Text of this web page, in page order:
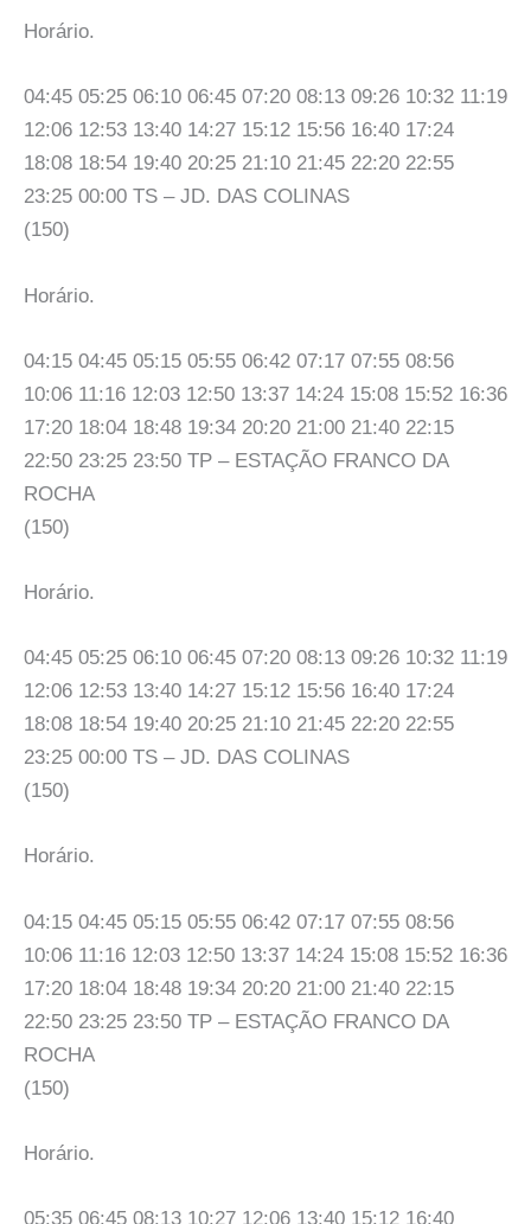
Horário.
04:45 05:25 06:10 06:45 07:20 08:13 09:26 10:32 11:19
12:06 12:53 13:40 14:27 15:12 15:56 16:40 17:24
18:08 18:54 19:40 20:25 21:10 21:45 22:20 22:55
23:25 00:00 TS – JD. DAS COLINAS
(150)
Horário.
04:15 04:45 05:15 05:55 06:42 07:17 07:55 08:56
10:06 11:16 12:03 12:50 13:37 14:24 15:08 15:52 16:36
17:20 18:04 18:48 19:34 20:20 21:00 21:40 22:15
22:50 23:25 23:50 TP – ESTAÇÃO FRANCO DA
ROCHA
(150)
Horário.
04:45 05:25 06:10 06:45 07:20 08:13 09:26 10:32 11:19
12:06 12:53 13:40 14:27 15:12 15:56 16:40 17:24
18:08 18:54 19:40 20:25 21:10 21:45 22:20 22:55
23:25 00:00 TS – JD. DAS COLINAS
(150)
Horário.
04:15 04:45 05:15 05:55 06:42 07:17 07:55 08:56
10:06 11:16 12:03 12:50 13:37 14:24 15:08 15:52 16:36
17:20 18:04 18:48 19:34 20:20 21:00 21:40 22:15
22:50 23:25 23:50 TP – ESTAÇÃO FRANCO DA
ROCHA
(150)
Horário.
05:35 06:45 08:13 10:27 12:06 13:40 15:12 16:40